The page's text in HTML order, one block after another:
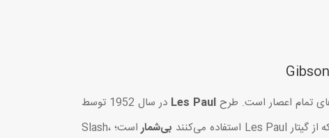
تمام اعصار است. طرح Les Paul
در سال 1952 توسط
بی‌شمار
است؛ Slash،